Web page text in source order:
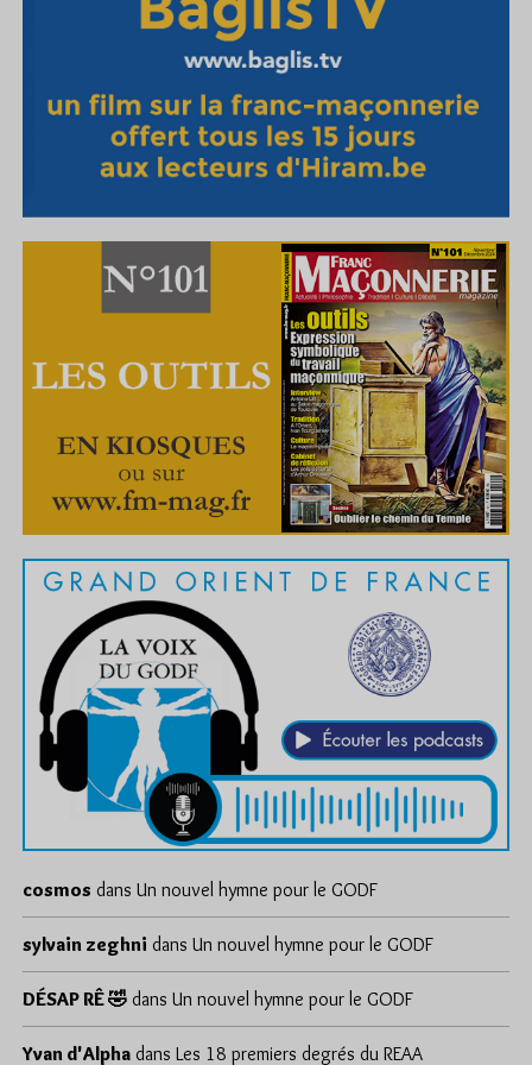
cosmos dans Un nouvel hymne pour le GODF
sylvain zeghni dans Un nouvel hymne pour le GODF
DÉSAP RÊ 🤣 dans Un nouvel hymne pour le GODF
Yvan d'Alpha dans Les 18 premiers degrés du REAA